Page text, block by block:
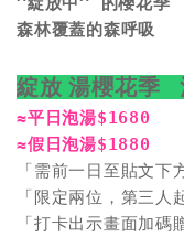
森林覆蓋的森呼吸
綻放 湯櫻花季
≈平日泡湯$1680
≈假日泡湯$1880
「需前一日至貼文下
「限定兩位，第三人
「打卡出示畫面加碼